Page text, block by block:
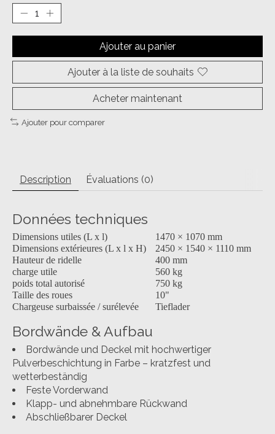
Ajouter au panier
Ajouter à la liste de souhaits
Acheter maintenant
Ajouter pour comparer
Description Évaluations (0)
Données techniques
Dimensions utiles (L x l)
1470 × 1070 mm
Dimensions extérieures (L x l x H)
2450 × 1540 × 1110 mm
Hauteur de ridelle
400 mm
charge utile
560 kg
poids total autorisé
750 kg
Taille des roues
10"
Chargeuse surbaissée / surélevée
Tieflader
Bordwände & Aufbau
Bordwände und Deckel mit hochwertiger
Pulverbeschichtung in Farbe – kratzfest und
wetterbeständig
Feste Vorderwand
Klapp- und abnehmbare Rückwand
Abschließbarer Deckel